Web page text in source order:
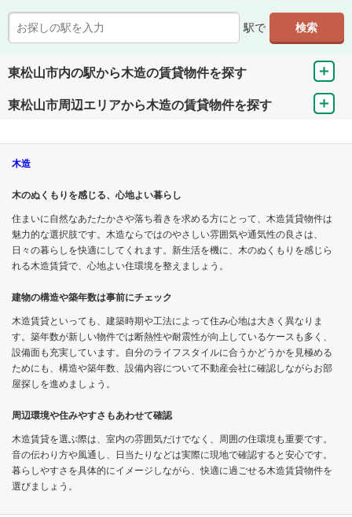
駅で
東松山市内の駅から木造の賃貸物件を探す
東松山市周辺エリアから木造の賃貸物件を探す
木造
木のぬくもりを感じる、心地よい暮らし
住まいに自然なあたたかさや落ち着きを求める方にとって、木造賃貸物件は
魅力的な選択肢です。木造ならではのやさしい雰囲気や通気性の良さは、
日々の暮らしを快適にしてくれます。新生活を機に、木のぬくもりを感じら
れる木造賃貸で、心地よい住環境を整えましょう。
建物の構造や築年数は事前にチェック
木造賃貸といっても、建築時期や工法によって住み心地は大きく異なりま
す。築年数が新しい物件では断熱性や耐震性が向上しているケースも多く、
設備面も充実しています。自分のライフスタイルに合うかどうかを見極める
ためにも、構造や築年数、設備内容について不動産会社に確認しながらお部
屋探しを進めましょう。
周辺環境や住みやすさもあわせて確認
木造賃貸を選ぶ際は、室内の雰囲気だけでなく、周囲の住環境も重要です。
音の伝わり方や風通し、日当たりなどは実際に現地で確認すると安心です。
暮らしやすさを具体的にイメージしながら、快適に過ごせる木造賃貸物件を
選びましょう。